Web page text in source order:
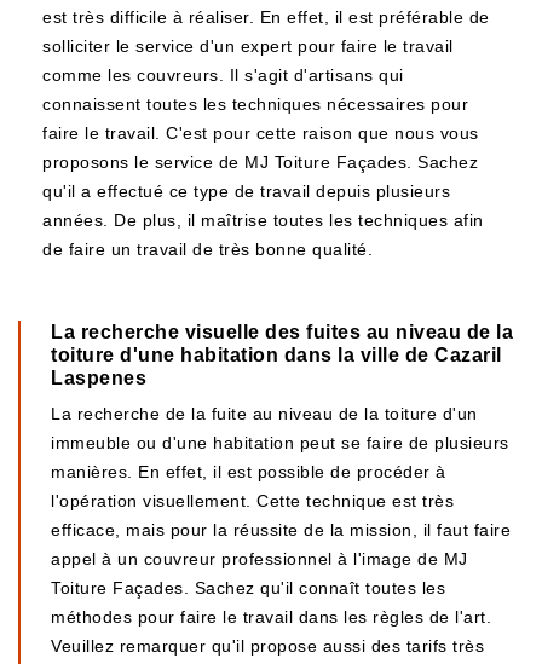
est très difficile à réaliser. En effet, il est préférable de
solliciter le service d'un expert pour faire le travail
comme les couvreurs. Il s'agit d'artisans qui
connaissent toutes les techniques nécessaires pour
faire le travail. C'est pour cette raison que nous vous
proposons le service de MJ Toiture Façades. Sachez
qu'il a effectué ce type de travail depuis plusieurs
années. De plus, il maîtrise toutes les techniques afin
de faire un travail de très bonne qualité.
La recherche visuelle des fuites au niveau de la
toiture d'une habitation dans la ville de Cazaril
Laspenes
La recherche de la fuite au niveau de la toiture d'un
immeuble ou d'une habitation peut se faire de plusieurs
manières. En effet, il est possible de procéder à
l'opération visuellement. Cette technique est très
efficace, mais pour la réussite de la mission, il faut faire
appel à un couvreur professionnel à l'image de MJ
Toiture Façades. Sachez qu'il connaît toutes les
méthodes pour faire le travail dans les règles de l'art.
Veuillez remarquer qu'il propose aussi des tarifs très